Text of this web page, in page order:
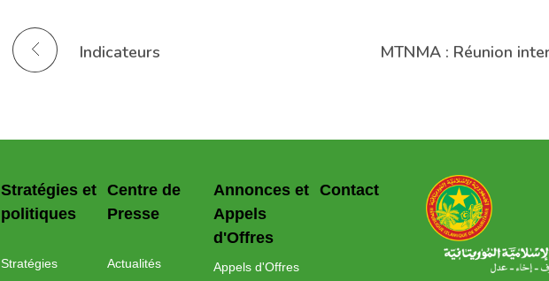
Indicateurs
وزارة التحول الرقمي وعصرنة الادارة
Contact
Annonces et
Appels
d'Offres
Appels d'Offres
Centre de
Presse
Actualités
Stratégies et
politiques
Stratégies